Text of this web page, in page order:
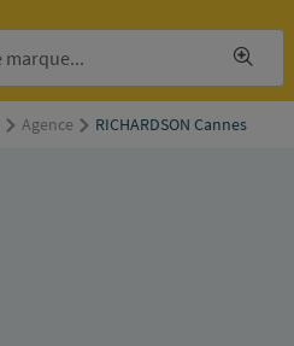
Agence RICHARDSON Cannes